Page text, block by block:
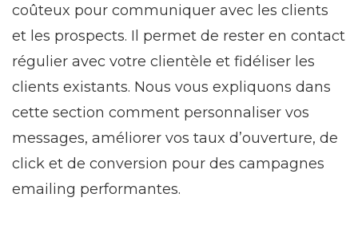
coûteux pour communiquer avec les clients
et les prospects. Il permet de rester en contact
régulier avec votre clientèle et fidéliser les
clients existants. Nous vous expliquons dans
cette section comment personnaliser vos
messages, améliorer vos taux d’ouverture, de
click et de conversion pour des campagnes
emailing performantes.